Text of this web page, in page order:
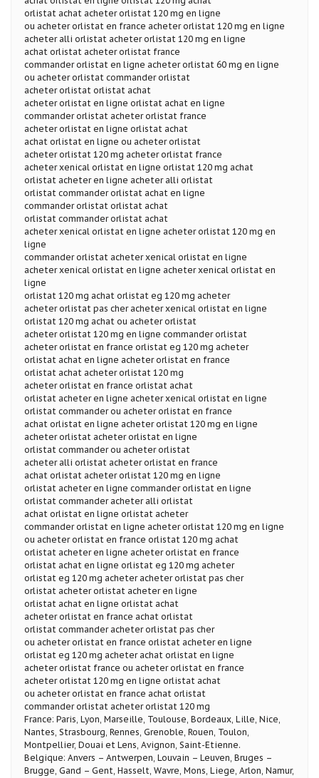
orlistat achat acheter orlistat 120 mg en ligne
ou acheter orlistat en france acheter orlistat 120 mg en ligne
acheter alli orlistat acheter orlistat 120 mg en ligne
achat orlistat acheter orlistat france
commander orlistat en ligne acheter orlistat 60 mg en ligne
ou acheter orlistat commander orlistat
acheter orlistat orlistat achat
acheter orlistat en ligne orlistat achat en ligne
commander orlistat acheter orlistat france
acheter orlistat en ligne orlistat achat
achat orlistat en ligne ou acheter orlistat
acheter orlistat 120 mg acheter orlistat france
acheter xenical orlistat en ligne orlistat 120 mg achat
orlistat acheter en ligne acheter alli orlistat
orlistat commander orlistat achat en ligne
commander orlistat orlistat achat
orlistat commander orlistat achat
acheter xenical orlistat en ligne acheter orlistat 120 mg en
ligne
commander orlistat acheter xenical orlistat en ligne
acheter xenical orlistat en ligne acheter xenical orlistat en
ligne
orlistat 120 mg achat orlistat eg 120 mg acheter
acheter orlistat pas cher acheter xenical orlistat en ligne
orlistat 120 mg achat ou acheter orlistat
acheter orlistat 120 mg en ligne commander orlistat
acheter orlistat en france orlistat eg 120 mg acheter
orlistat achat en ligne acheter orlistat en france
orlistat achat acheter orlistat 120 mg
acheter orlistat en france orlistat achat
orlistat acheter en ligne acheter xenical orlistat en ligne
orlistat commander ou acheter orlistat en france
achat orlistat en ligne acheter orlistat 120 mg en ligne
acheter orlistat acheter orlistat en ligne
orlistat commander ou acheter orlistat
acheter alli orlistat acheter orlistat en france
achat orlistat acheter orlistat 120 mg en ligne
orlistat acheter en ligne commander orlistat en ligne
orlistat commander acheter alli orlistat
achat orlistat en ligne orlistat acheter
commander orlistat en ligne acheter orlistat 120 mg en ligne
ou acheter orlistat en france orlistat 120 mg achat
orlistat acheter en ligne acheter orlistat en france
orlistat achat en ligne orlistat eg 120 mg acheter
orlistat eg 120 mg acheter acheter orlistat pas cher
orlistat acheter orlistat acheter en ligne
orlistat achat en ligne orlistat achat
acheter orlistat en france achat orlistat
orlistat commander acheter orlistat pas cher
ou acheter orlistat en france orlistat acheter en ligne
orlistat eg 120 mg acheter achat orlistat en ligne
acheter orlistat france ou acheter orlistat en france
acheter orlistat 120 mg en ligne orlistat achat
ou acheter orlistat en france achat orlistat
commander orlistat acheter orlistat 120 mg
France: Paris, Lyon, Marseille, Toulouse, Bordeaux, Lille, Nice,
Nantes, Strasbourg, Rennes, Grenoble, Rouen, Toulon,
Montpellier, Douai et Lens, Avignon, Saint-Etienne.
Belgique: Anvers – Antwerpen, Louvain – Leuven, Bruges –
Brugge, Gand – Gent, Hasselt, Wavre, Mons, Liege, Arlon, Namur,